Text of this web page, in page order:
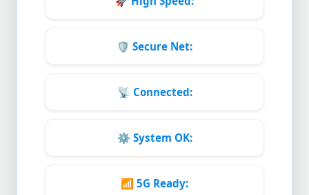
🛡️ Secure Net:
📡 Connected:
⚙️ System OK:
📶 5G Ready: